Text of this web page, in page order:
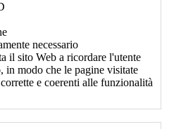
necessario
il sito Web a ricordare l'utente
in modo che le pagine visitate
e coerenti alle funzionalità